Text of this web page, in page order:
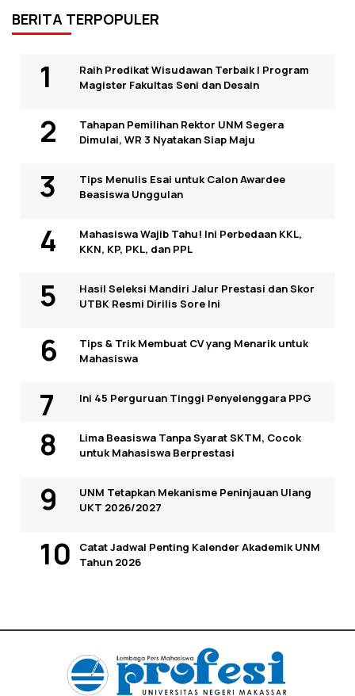
BERITA TERPOPULER
Raih Predikat Wisudawan Terbaik I Program
Magister Fakultas Seni dan Desain
Tahapan Pemilihan Rektor UNM Segera
Dimulai, WR 3 Nyatakan Siap Maju
Tips Menulis Esai untuk Calon Awardee
Beasiswa Unggulan
Mahasiswa Wajib Tahu! Ini Perbedaan KKL,
KKN, KP, PKL, dan PPL
Hasil Seleksi Mandiri Jalur Prestasi dan Skor
UTBK Resmi Dirilis Sore Ini
Tips & Trik Membuat CV yang Menarik untuk
Mahasiswa
Ini 45 Perguruan Tinggi Penyelenggara PPG
Lima Beasiswa Tanpa Syarat SKTM, Cocok
untuk Mahasiswa Berprestasi
UNM Tetapkan Mekanisme Peninjauan Ulang
UKT 2026/2027
Catat Jadwal Penting Kalender Akademik UNM
Tahun 2026